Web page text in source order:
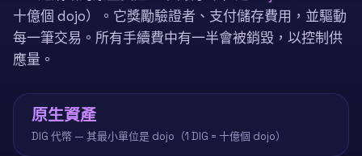
十億個 dojo）。它獎勵驗證者、支付儲存費用，並驅動
每一筆交易。所有手續費中有一半會被銷毀，以控制供
應量。
原生資產
DIG 代幣 — 其最小單位是 dojo（1 DIG = 十億個 dojo）